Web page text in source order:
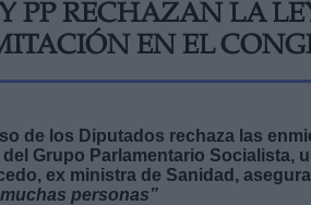
PP RECHAZAN LA
EN EL
de los Diputados rechaza las
del Grupo Parlamentario Socialista,
ex ministra de Sanidad,
personas”
link
link